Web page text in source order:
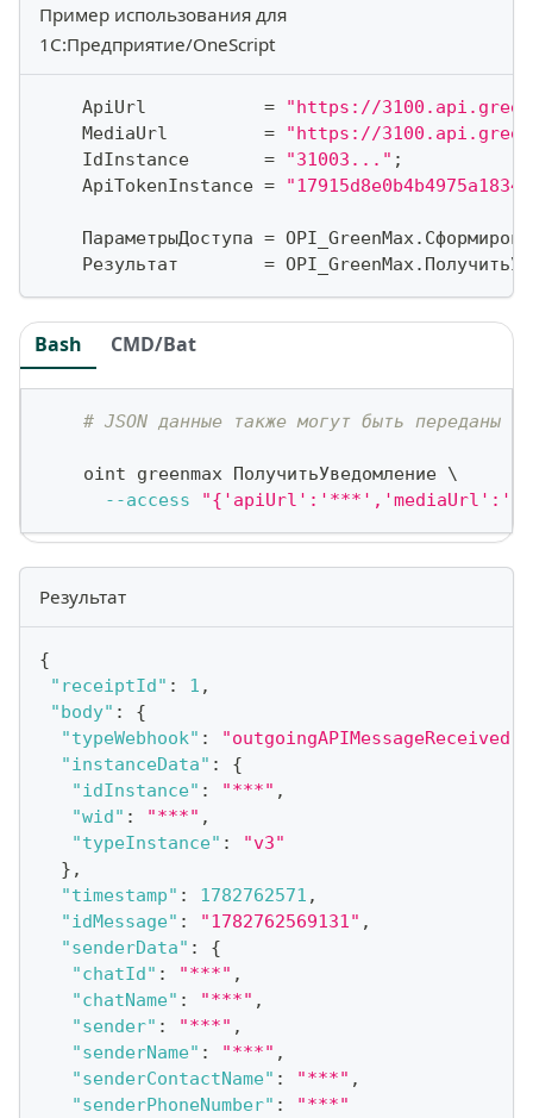
Пример использования для
1С:Предприятие/OneScript
    ApiUrl
=
"https://
    MediaUrl
=
"https://
    IdInstance
= "31003..." ;
    ApiTokenInstance
=
    ПараметрыДоступа
= OPI_GreenMax.
    Результат
= OPI_GreenMax.
Bash CMD/Bat
# JSON данные также могут быть переданы
    oint greenmax ПолучитьУведомление
\
--access
Результат
{
"receiptId" : 1 ,
"body" :
{
"typeWebhook" : "outgoingAPIMessageReceived"
"instanceData" :
{
"idInstance" : "***" ,
"wid" : "***" ,
"typeInstance" :
"v3"
} ,
"timestamp" : 1782762571 ,
"idMessage" : "1782762569131" ,
"senderData" :
{
"chatId" : "***" ,
"chatName" : "***" ,
"sender" : "***" ,
"senderName" : "***" ,
"senderContactName" : "***" ,
"senderPhoneNumber" :
"***"